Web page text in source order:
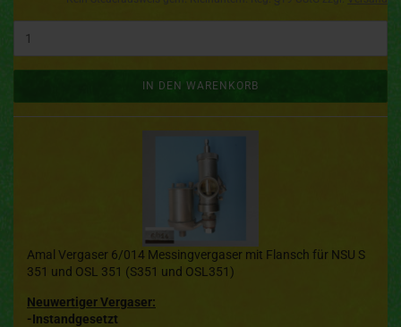
IN DEN WARENKORB
Amal Vergaser 6/014 Messingvergaser mit Flansch für NSU S
351 und OSL 351 (S351 und OSL351)
Neuwertiger Vergaser:
-Instandgesetzt